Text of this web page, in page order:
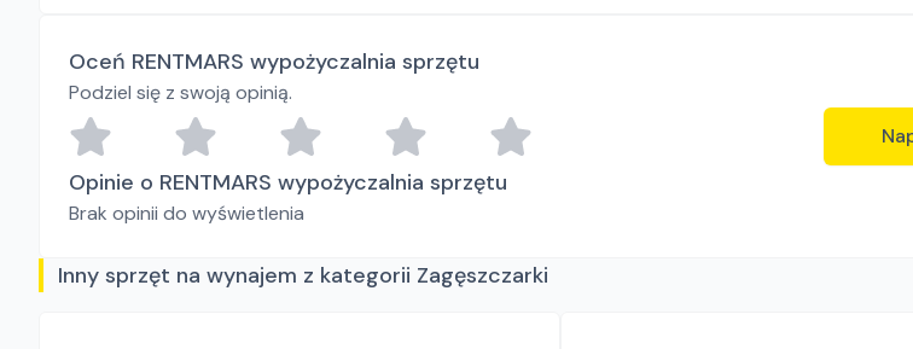
Oceń RENTMARS wypożyczalnia sprzętu
Podziel się z swoją opinią.
Opinie o RENTMARS wypożyczalnia sprzętu
Brak opinii do wyświetlenia
Inny sprzęt na wynajem z kategorii Zagęszczarki